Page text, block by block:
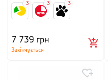
7 739 грн
Закінчується
3 3 3